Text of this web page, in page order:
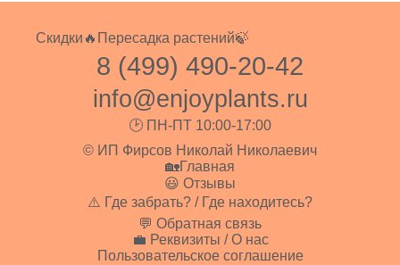
Скидки🔥 Пересадка растений🍃
8 (499) 490-20-42
info@enjoyplants.ru
🕑 ПН-ПТ 10:00-17:00
© ИП Фирсов Николай Николаевич
🏡Главная
😃 Отзывы
⚠️ Где забрать? / Где находитесь?
💬 Обратная связь
💼 Реквизиты / О нас
Пользовательское соглашение